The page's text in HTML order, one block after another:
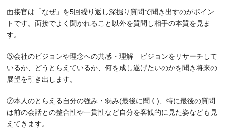
面接官は「なぜ」を5回繰り返し深掘り質問で聞き出すのがポイン
トです。面接でよく聞かれること以外を質問し相手の本質を見ま
す。
⑤会社のビジョンや理念への共感・理解 ビジョンをリサーチして
いるか、どうとらえているか、何を成し遂げたいのかを聞き将来の
展望を引き出します。
⑦本人のとらえる自分の強み・弱み(最後に聞く)、特に最後の質問
は前の会話との整合性や一貫性など自分を客観的に見た姿なども見
えてきます。